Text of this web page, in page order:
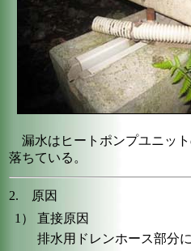
漏水はヒートポンプユニッ
落ちている。
2. 原因
1）
直接原因
排水用ドレンホース部分